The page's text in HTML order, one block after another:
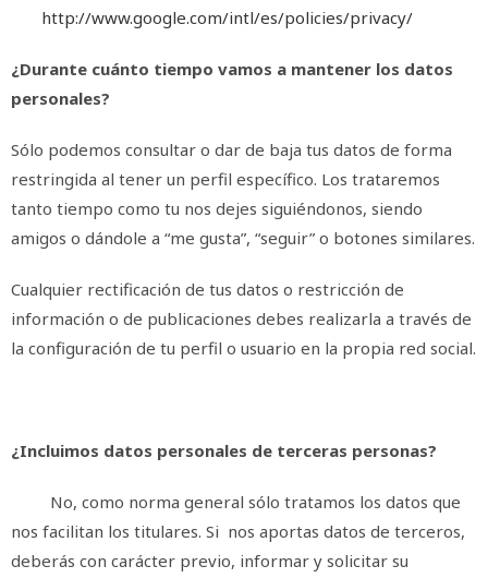
http://www.google.com/intl/es/policies/privacy/
¿Durante cuánto tiempo vamos a mantener los datos
personales?
Sólo podemos consultar o dar de baja tus datos de forma
restringida al tener un perfil específico. Los trataremos
tanto tiempo como tu nos dejes siguiéndonos, siendo
amigos o dándole a “me gusta”, “seguir” o botones similares.
Cualquier rectificación de tus datos o restricción de
información o de publicaciones debes realizarla a través de
la configuración de tu perfil o usuario en la propia red social.
¿Incluimos datos personales de terceras personas?
No, como norma general sólo tratamos los datos que
nos facilitan los titulares. Si nos aportas datos de terceros,
deberás con carácter previo, informar y solicitar su